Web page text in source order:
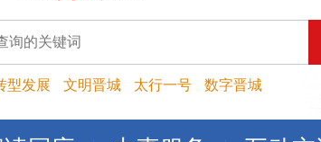
型发展 文明晋城 太行一号 数字晋城